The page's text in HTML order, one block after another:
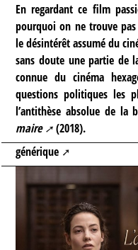
En regardant ce film
pourquoi on ne trouve
le désintérêt assumé du
sans doute une partie de
connue du cinéma
questions politiques les
l’antithèse absolue de la
maire
(2018).
générique